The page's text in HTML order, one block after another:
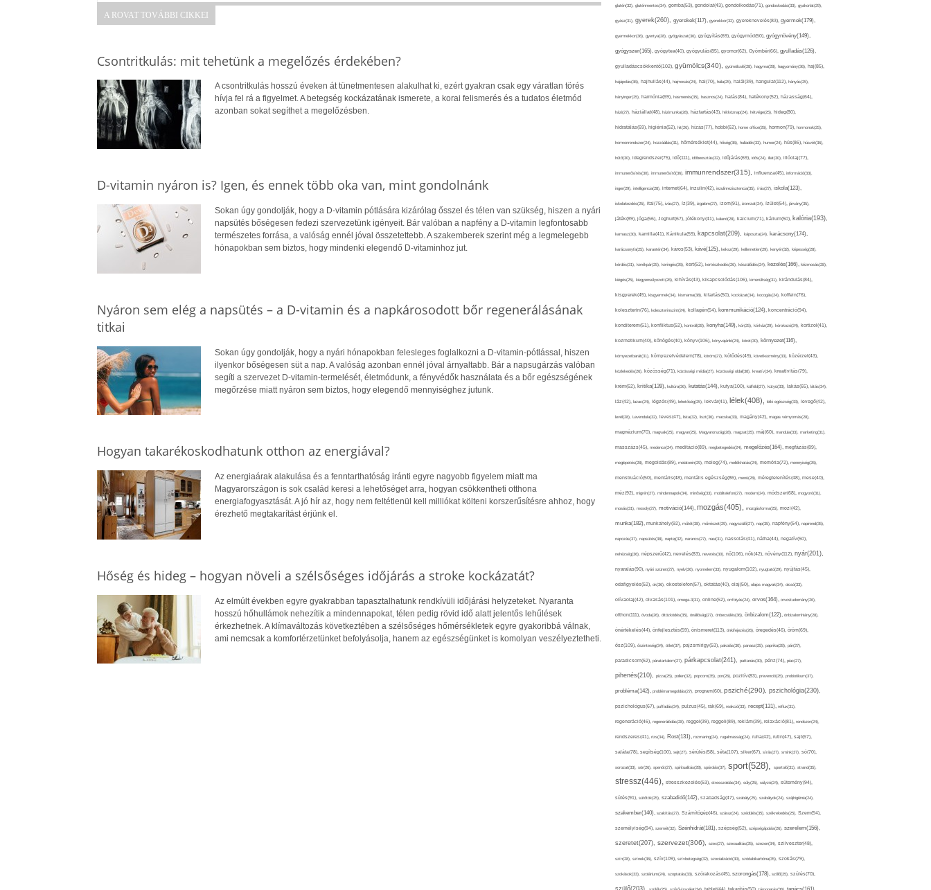
A ROVAT TOVÁBBI CIKKEI
Csontritkulás: mit tehetünk a megelőzés érdekében?
A csontritkulás hosszú éveken át tünetmentesen alakulhat ki, ezért gyakran csak egy váratlan törés
hívja fel rá a figyelmet. A betegség kockázatának ismerete, a korai felismerés és a tudatos életmód
azonban sokat segíthet a megelőzésben.
D-vitamin nyáron is? Igen, és ennek több oka van, mint gondolnánk
Sokan úgy gondolják, hogy a D-vitamin pótlására kizárólag ősszel és télen van szükség, hiszen a nyári
napsütés bőségesen fedezi szervezetünk igényeit. Bár valóban a napfény a D-vitamin legfontosabb
természetes forrása, a valóság ennél jóval összetettebb. A szakemberek szerint még a legmelegebb
hónapokban sem biztos, hogy mindenki elegendő D-vitaminhoz jut.
Nyáron sem elég a napsütés – a D-vitamin és a napkárosodott bőr regenerálásának
titkai
Sokan úgy gondolják, hogy a nyári hónapokban felesleges foglalkozni a D-vitamin-pótlással, hiszen
ilyenkor bőségesen süt a nap. A valóság azonban ennél jóval árnyaltabb. Bár a napsugárzás valóban
segíti a szervezet D-vitamin-termelését, életmódunk, a fényvédők használata és a bőr egészségének
megőrzése miatt nyáron sem biztos, hogy elegendő mennyiséghez jutunk.
Hogyan takarékoskodhatunk otthon az energiával?
Az energiaárak alakulása és a fenntarthatóság iránti egyre nagyobb figyelem miatt ma
Magyarországon is sok család keresi a lehetőséget arra, hogyan csökkentheti otthona
energiafogyasztását. A jó hír az, hogy nem feltétlenül kell milliókat költeni korszerűsítésre ahhoz, hogy
érezhető megtakarítást érjünk el.
Hőség és hideg – hogyan növeli a szélsőséges időjárás a stroke kockázatát?
Az elmúlt években egyre gyakrabban tapasztalhatunk rendkívüli időjárási helyzeteket. Nyaranta
hosszú hőhullámok nehezítik a mindennapokat, télen pedig rövid idő alatt jelentős lehűlések
érkezhetnek. A klímaváltozás következtében a szélsőséges hőmérsékletek egyre gyakoribbá válnak,
ami nemcsak a komfortérzetünket befolyásolja, hanem az egészségünket is komolyan veszélyeztetheti.
glutén(32), gluténmentes(34), gomba(53), gondolat(43), gondolkodás(71), gondoskodás(33), gyakorlat(29),
gyász(31), gyerek(260), gyerekek(117), gyerekkor(32), gyereknevelés(83), gyermek(179),
gyermekkor(36), gyertya(28), gyógyászat(36), gyógyítás(69), gyógymód(50), gyógynövény(149),
gyógyszer(165), gyógytea(40), gyógyulás(85), gyomor(62), Gyömbér(66), gyulladás(126),
gyulladáscsökkentő(102), gyümölcs(340), gyümölcslé(28), hagyma(28), hagyomány(36), haj(85),
hajápolás(36), hajhullás(44), hajmosás(24), hal(70), hála(25), halál(39), hangulat(112), hányás(25),
hányinger(25), harmónia(69), hasmenés(35), hasznos(24), hatás(84), hatékony(52), házasság(64),
házi(27), háziállat(48), házimunka(28), háztartás(43), hétköznap(24), hétvége(25), hideg(80),
hidratálás(69), higiénia(52), hit(26), hízás(77), hobbi(62), home office(26), hormon(79), hormonok(25),
hormonrendszer(24), hozzáállás(31), hőmérséklet(44), hőség(36), hulladék(33), humor(24), hús(86), húsvét(36),
hűtő(30), idegrendszer(75), idő(111), időbeosztás(32), időjárás(69), idős(24), illat(30), illóolaj(77),
immunerősítés(30), immunerősítő(36), immunrendszer(315), influenza(45), információ(33),
inger(29), intelligencia(28), internet(64), inzulin(42), inzulinrezisztencia(35), írás(27), iskola(123),
iskolakezdés(25), ital(75), ivás(27), íz(39), izgalom(27), izom(91), izomzat(24), ízület(54), járvány(35),
játék(89), jóga(56), Joghurt(67), jótékony(41), kaland(28), kalcium(71), kálium(50), kalória(193),
kamasz(30), kamilla(41), Kánikula(59), kapcsolat(209), káposzta(24), karácsony(174),
karácsonyfa(25), karantén(34), káros(53), kávé(125), keksz(29), kellemetlen(29), kenyér(32), képesség(28),
kérdés(31), kerékpár(25), keringés(26), kert(52), kertészkedés(26), készülődés(24), kezelés(166), kézmosás(28),
kiégés(25), kiegyensúlyozott(26), kihívás(43), kikapcsolódás(106), kimerültség(31), kirándulás(84),
kisgyerek(45), kisgyermek(34), kismama(38), kitartás(50), kockázat(34), kocogás(24), koffein(76),
koleszterin(76), koleszterinszint(24), kollagén(54), kommunikáció(124), koncentráció(94),
konditerem(51), konfliktus(52), kontroll(28), konyha(149), kór(25), kórház(29), kórokozó(24), kortizol(41),
kozmetikum(40), köhögés(40), könyv(106), könyvajánló(24), köret(30), környezet(116),
környezetbarát(31), környezetvédelem(78), köröm(27), kötődés(49), következmény(33), közérzet(43),
közlekedés(26), közösség(71), közösségi média(27), közösségi oldal(38), kreatív(34), kreativitás(79),
krém(62), kritika(139), kultúra(36), kutatás(144), kutya(100), külföld(27), kütyü(33), lakás(65), látás(34),
láz(42), lazac(24), légzés(49), lehetőség(25), lekvár(41), lélek(408), lelki egészség(33), levegő(42),
levél(28), Levendula(32), leves(47), lista(32), liszt(36), macska(33), magány(42), magas vérnyomás(28),
magnézium(70), magvak(25), magyar(25), Magyarország(28), magzat(25), máj(60), mandula(33), marketing(31),
masszázs(45), medence(24), meditáció(89), megbetegedés(24), megelőzés(164), megfázás(89),
meglepetés(28), megoldás(89), melatonin(29), meleg(74), mellékhatás(24), memória(72), mennyiség(26),
menstruáció(50), mentális(48), mentális egészség(86), menü(28), méregtelenítés(48), mese(40),
méz(92), migrén(27), mindennapok(34), minőség(33), mobiltelefon(27), modern(24), módszer(68), mogyoró(31),
mosás(31), mosoly(27), motiváció(144), mozgás(405), mozgásforma(25), mozi(42),
munka(182), munkahely(92), műtét(38), művészet(29), nagyszülő(27), nap(35), napfény(54), napirend(35),
napozás(37), napsütés(38), naptej(32), narancs(27), nasi(31), nassolás(41), nátha(44), negatív(50),
nehézség(36), népszerű(42), nevelés(83), nevetés(30), nő(106), nők(42), növény(112), nyár(201),
nyaralás(90), nyári szünet(27), nyelv(26), nyomelem(33), nyugalom(102), nyugtató(29), nyújtás(45),
odafigyelés(52), ok(36), okostelefon(57), oktatás(40), olaj(50), olajos magvak(34), olcsó(33),
olívaolaj(42), olvasás(101), omega-3(31), online(52), orrfolyás(24), orvos(164), orvostudomány(26),
otthon(111), óvoda(26), öltözködés(35), önállóság(27), önbecsülés(36), önbizalom(122), önbizalomhiány(28),
önértékelés(44), önfejlesztés(59), önismeret(113), önkifejezés(26), öregedés(46), öröm(69),
ősz(109), őszinteség(34), ötlet(37), pajzsmirigy(53), pakolás(30), panasz(25), paprika(28), pár(27),
paradicsom(52), páratartalom(27), párkapcsolat(241), pattanás(30), pénz(74), piac(27),
pihenés(210), pizza(25), pollen(32), popcorn(35), por(26), pozitív(83), prevenció(25), probiotikum(37),
probléma(142), problémamegoldás(27), program(60), psziché(290), pszichológia(230),
pszichológus(67), puffadás(34), pulzus(45), rák(69), reakció(33), recept(131), reflux(31),
regeneráció(46), regenerálódás(28), reggel(39), reggeli(89), reklám(39), relaxáció(81), rendszer(24),
rendszeres(41), rizs(34), Rost(131), rozmaring(24), rugalmasság(24), ruha(42), rutin(47), sajt(67),
saláta(78), segítség(100), sejt(27), sérülés(58), séta(107), siker(67), sírás(27), smink(37), só(70),
sorozat(33), sör(26), spenót(27), spiritualitás(28), spórolás(37), sport(528), sportoló(31), strand(35),
stressz(446), stresszkezelés(53), stresszoldás(34), súly(25), súlyzó(24), sütemény(94),
sütés(91), sütőtök(25), szabadidő(142), szabadság(47), szabály(25), szabályok(24), szájhigiénia(24),
szakember(140), szakítás(27), Számítógép(46), száraz(24), szédülés(35), székrekedés(25), Szem(54),
személyiség(94), szemét(32), Szénhidrát(181), szépség(52), szépségápolás(26), szerelem(156),
szeretet(207), szervezet(306), szex(27), szexualitás(25), szezon(34), szilveszter(48),
szín(28), színek(36), szív(109), szívbetegség(32), szocializáció(30), szódabikarbóna(35), szokás(79),
szokások(33), szolárium(24), szoptatás(33), szórakozás(45), szorongás(178), szőlő(25), szülés(70),